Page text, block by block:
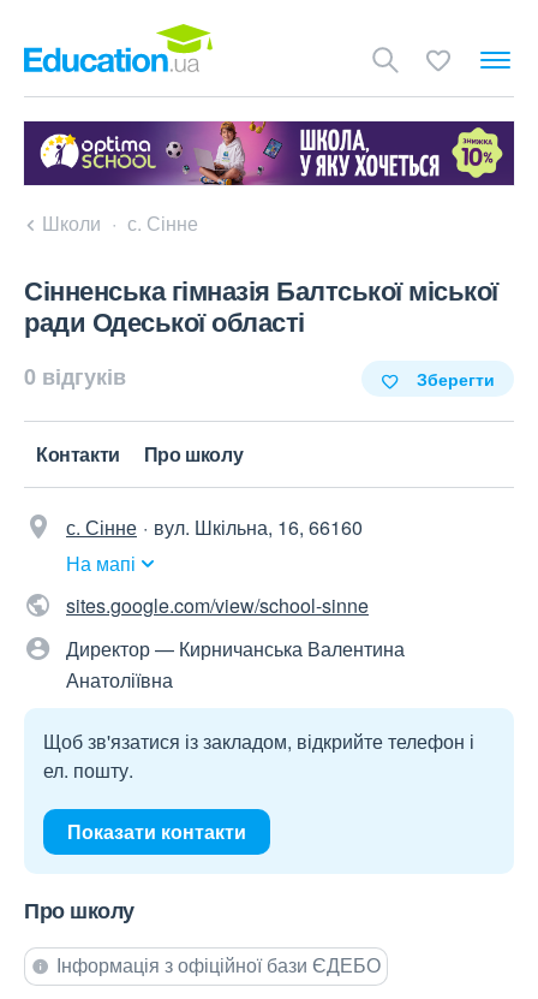
Школи с. Сінне
Сінненська гімназія Балтської міської
ради Одеської області
0 відгуків Зберегти
Контакти Про школу
с. Сінне
вул. Шкільна, 16, 66160
На мапі
sites.google.com/view/school-sinne
Директор — Кирничанська Валентина
Анатоліївна
Щоб зв'язатися із закладом, відкрийте телефон і
ел. пошту.
Показати контакти
Про школу
Інформація з офіційної бази ЄДЕБО